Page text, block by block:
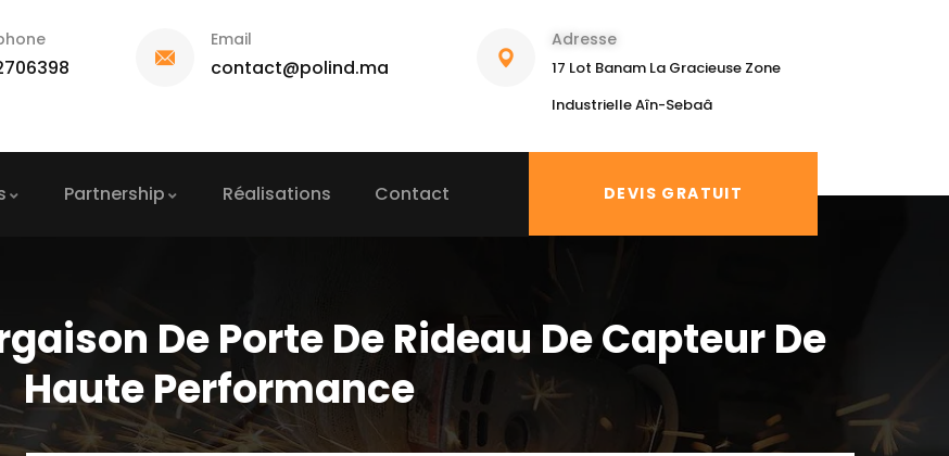
Email
contact@polind.ma
Adresse
17 Lot Banam La Gracieuse Zone
Industrielle Aîn-Sebaâ
Partnership Réalisations Contact DEVIS GRATUIT
De Porte De Rideau De Capteur De
Haute Performance